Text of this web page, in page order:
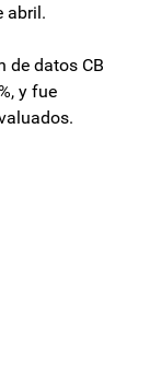
abril.
de datos CB
y fue
a Manuel
acuerdos”